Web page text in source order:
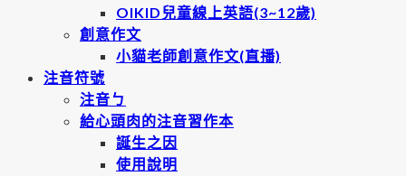
OIKID兒童線上英語(3~12歲)
創意作文
小貓老師創意作文(直播)
注音符號
注音ㄅ
給心頭肉的注音習作本
誕生之因
使用說明